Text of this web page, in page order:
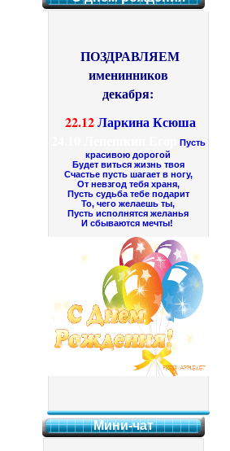
ПОЗДРАВЛЯЕМ
именинников
декабря:
22.12Ларкина Ксюша
Пусть
красивою дорогой
Будет виться жизнь твоя
Счастье пусть шагает в ногу,
От невзгод тебя храня,
Пусть судьба тебе подарит
То, чего желаешь ты,
Пусть исполнятся желанья
И сбываются мечты!
Мини-чат